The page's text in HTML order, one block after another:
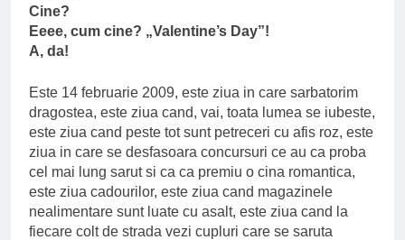
Cine?
Eeee, cum cine? „Valentine’s Day”!
A, da!
Este 14 februarie 2009, este ziua in care sarbatorim
dragostea, este ziua cand, vai, toata lumea se iubeste,
este ziua cand peste tot sunt petreceri cu afis roz, este
ziua in care se desfasoara concursuri ce au ca proba
cel mai lung sarut si ca ca premiu o cina romantica,
este ziua cadourilor, este ziua cand magazinele
nealimentare sunt luate cu asalt, este ziua cand la
fiecare colt de strada vezi cupluri care se saruta